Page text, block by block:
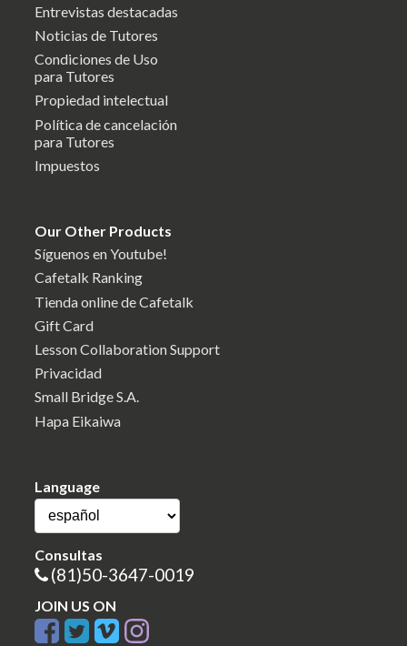
Entrevistas destacadas
Noticias de Tutores
Condiciones de Uso
para Tutores
Propiedad intelectual
Política de cancelación
para Tutores
Impuestos
Our Other Products
Síguenos en Youtube!
Cafetalk Ranking
Tienda online de Cafetalk
Gift Card
Lesson Collaboration Support
Privacidad
Small Bridge S.A.
Hapa Eikaiwa
Language
Consultas
(81)50-3647-0019
JOIN US ON